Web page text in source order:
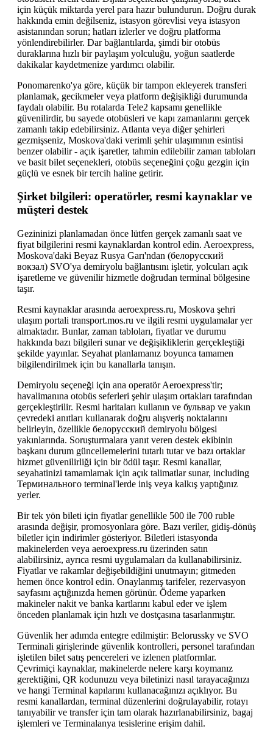
için küçük miktarda yerel para hazır bulundurun. Doğru durak
hakkında emin değilseniz, istasyon görevlisi veya istasyon
asistanından sorun; hatları izlerler ve doğru platforma
yönlendirebilirler. Dar bağlantılarda, şimdi bir otobüs
duraklarına hızlı bir paylaşım yolculuğu, yoğun saatlerde
dakikalar kaydetmenize yardımcı olabilir.
Ponomarenko'ya göre, küçük bir tampon ekleyerek transferi
planlamak, gecikmeler veya platform değişikliği durumunda
faydalı olabilir. Bu rotalarda Tele2 kapsamı genellikle
güvenilirdir, bu sayede otobüsleri ve kapı zamanlarını gerçek
zamanlı takip edebilirsiniz. Atlanta veya diğer şehirleri
gezmişseniz, Moskova'daki verimli şehir ulaşımının esintisi
benzer olabilir - açık işaretler, tahmin edilebilir zaman tabloları
ve basit bilet seçenekleri, otobüs seçeneğini çoğu gezgin için
güçlü ve esnek bir tercih haline getirir.
Şirket bilgileri: operatörler, resmi kaynaklar ve
müşteri destek
Gezininizi planlamadan önce lütfen gerçek zamanlı saat ve
fiyat bilgilerini resmi kaynaklardan kontrol edin. Aeroexpress,
Moskova'daki Beyaz Rusya Garı'ndan (белорусский
вокзал) SVO'ya demiryolu bağlantısını işletir, yolcuları açık
işaretleme ve güvenilir hizmetle doğrudan terminal bölgesine
taşır.
Resmi kaynaklar arasında aeroexpress.ru, Moskova şehri
ulaşım portali transport.mos.ru ve ilgili resmi uygulamalar yer
almaktadır. Bunlar, zaman tabloları, fiyatlar ve durumu
hakkında bazı bilgileri sunar ve değişikliklerin gerçekleştiği
şekilde yayınlar. Seyahat planlamanız boyunca tamamen
bilgilendirilmek için bu kanallarla tanışın.
Demiryolu seçeneği için ana operatör Aeroexpress'tir;
havalimanına otobüs seferleri şehir ulaşım ortakları tarafından
gerçekleştirilir. Resmi haritaları kullanın ve бульвар ve yakın
çevredeki anıtları kullanarak doğru alışveriş noktalarını
belirleyin, özellikle белорусский demiryolu bölgesi
yakınlarında. Soruşturmalara yanıt veren destek ekibinin
başkanı durum güncellemelerini tutarlı tutar ve bazı ortaklar
hizmet güvenilirliği için bir ödül taşır. Resmi kanallar,
seyahatinizi tamamlamak için açık talimatlar sunar, including
Терминального terminal'lerde iniş veya kalkış yaptığınız
yerler.
Bir tek yön bileti için fiyatlar genellikle 500 ile 700 ruble
arasında değişir, promosyonlara göre. Bazı veriler, gidiş-dönüş
biletler için indirimler gösteriyor. Biletleri istasyonda
makinelerden veya aeroexpress.ru üzerinden satın
alabilirsiniz, ayrıca resmi uygulamaları da kullanabilirsiniz.
Fiyatlar ve rakamlar değişebildiğini unutmayın; gitmeden
hemen önce kontrol edin. Onaylanmış tarifeler, rezervasyon
sayfasını açtığınızda hemen görünür. Ödeme yaparken
makineler nakit ve banka kartlarını kabul eder ve işlem
önceden planlamak için hızlı ve dostçasına tasarlanmıştır.
Güvenlik her adımda entegre edilmiştir: Belorussky ve SVO
Terminali girişlerinde güvenlik kontrolleri, personel tarafından
işletilen bilet satış pencereleri ve izlenen platformlar.
Çevrimiçi kaynaklar, makinelerde nelere karşı koymanız
gerektiğini, QR kodunuzu veya biletinizi nasıl tarayacağınızı
ve hangi Terminal kapılarını kullanacağınızı açıklıyor. Bu
resmi kanallardan, terminal düzenlerini doğrulayabilir, rotayı
tanıyabilir ve transfer için tam olarak hazırlanabilirsiniz, bagaj
işlemleri ve Terminalanya tesislerine erişim dahil.